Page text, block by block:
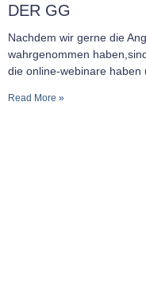
DER GG
Nachdem wir gerne die
wahrgenommen
die online-webinare
Read More »